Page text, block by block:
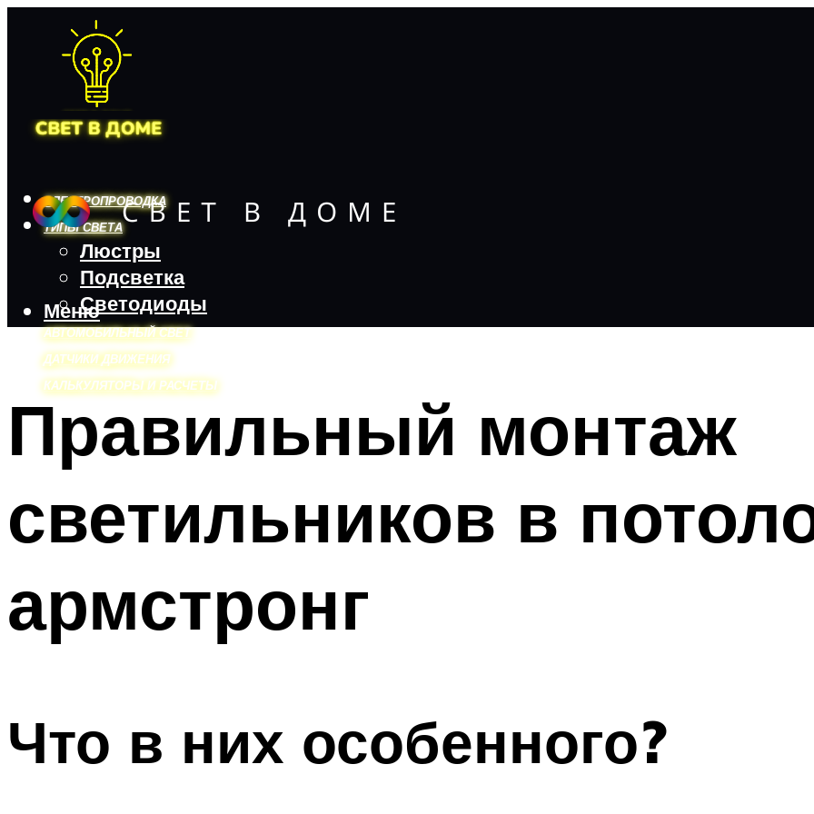
ЭЛЕКТРОПРОВОДКА
ТИПЫ СВЕТА
Люстры
Подсветка
Светодиоды
АВТОМОБИЛЬНЫЙ СВЕТ
ДАТЧИКИ ДВИЖЕНИЯ
КАЛЬКУЛЯТОРЫ И РАСЧЕТЫ
Меню
Меню
Правильный монтаж
светильников в
армстронг
Что в них особенного?